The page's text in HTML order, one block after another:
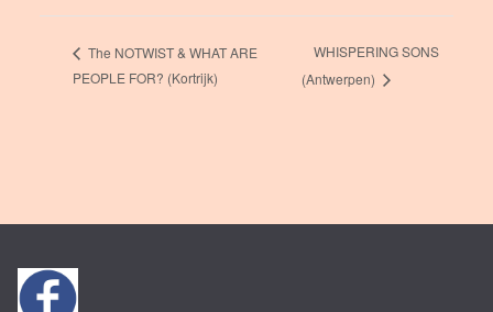
The NOTWIST & WHAT ARE
PEOPLE FOR? (Kortrijk)
WHISPERING SONS
(Antwerpen)